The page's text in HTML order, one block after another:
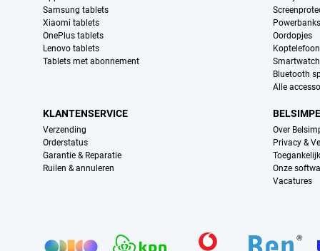
Samsung tablets
Xiaomi tablets
OnePlus tablets
Lenovo tablets
Tablets met abonnement
Oordopjes
Bluetooth
Alle
KLANTENSERVICE
Verzending
Orderstatus
Garantie & Reparatie
Ruilen & annuleren
Over
Privacy &
Onze
Vacatures